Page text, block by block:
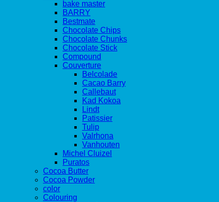
bake master
BARRY
Bestmate
Chocolate Chips
Chocolate Chunks
Chocolate Stick
Compound
Couverture
Belcolade
Cacao Barry
Callebaut
Kad Kokoa
Lindt
Patissier
Tulip
Valrhona
Vanhouten
Michel Cluizel
Puratos
Cocoa Butter
Cocoa Powder
color
Colouring